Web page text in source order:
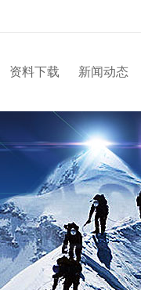
资料下载 新闻动态